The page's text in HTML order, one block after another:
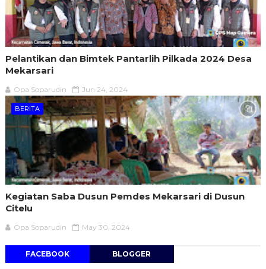
Pelantikan dan Bimtek Pantarlih Pilkada 2024 Desa
Mekarsari
Opa Soparudin Jun 24, 2024
BERITA
Kegiatan Saba Dusun Pemdes Mekarsari di Dusun
Citelu
Opa Soparudin May 30, 2024
FACEBOOK BLOGGER